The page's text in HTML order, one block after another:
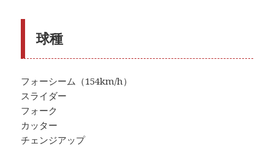
球種
フォーシーム（154km/h）
スライダー
フォーク
カッター
チェンジアップ